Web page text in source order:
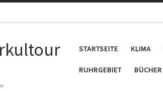
STARTSEITE KLIMA
RUHRGEBIET BÜCHER